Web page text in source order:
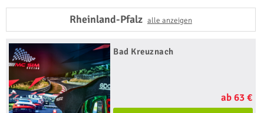
Rheinland-Pfalz alle anzeigen
Bad Kreuznach
ab 63 €